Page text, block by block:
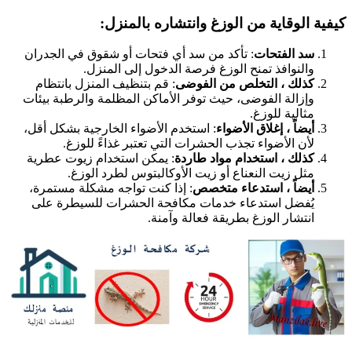
الوقاية من الوزغ وانتشاره بالمنزل:
سد الفتحات: تأكد من سد أي فتحات أو شقوق في الجدران
والنوافذ تمنح الوزغ فرصة الدخول إلى المنزل.
كذلك ، التخلص من الفوضى: قم بتنظيف المنزل بانتظام
وإزالة الفوضى، حيث توفر الأماكن المظلمة والرطبة بيئات
مثالية للوزغ.
أيضاً ، إغلاق الأضواء : استخدم الأضواء الخارجية بشكل أقل،
لأن الأضواء تجذب الحشرات التي تعتبر غذاءً للوزغ.
كذلك ، استخدام مواد طاردة: يمكن استخدام زيوت عطرية
مثل زيت النعناع أو زيت الأوكالبتوس لطرد الوزغ.
أيضاً ، استدعاء متخصص: إذا كنت تواجه مشكلة مستمرة،
يُفضل استدعاء خدمات مكافحة الحشرات للسيطرة على
انتشار الوزغ بطريقة فعالة وآمنة.